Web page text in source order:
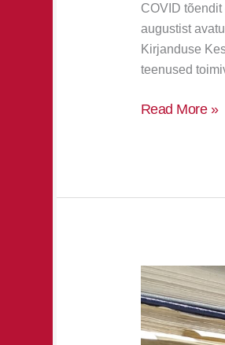
COVID
augustist
Kirjanduse
teenused
Read More »
suletud
20.
augustil